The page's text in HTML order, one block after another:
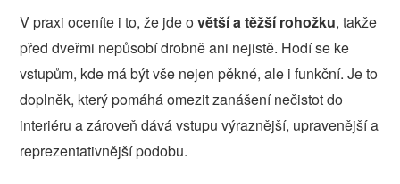
V praxi oceníte i to, že jde ovětší a těžší rohožku, takže
před dveřmi nepůsobí drobně ani nejistě. Hodí se ke
vstupům, kde má být vše nejen pěkné, ale i funkční. Je to
doplněk, který pomáhá omezit zanášení nečistot do
interiéru a zároveň dává vstupu výraznější, upravenější a
reprezentativnější podobu.